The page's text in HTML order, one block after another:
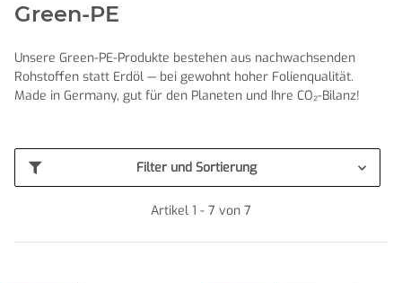
Green-PE
Unsere Green-PE-Produkte bestehen aus nachwachsenden
Rohstoffen statt Erdöl — bei gewohnt hoher Folienqualität.
Made in Germany, gut für den Planeten und Ihre CO₂-Bilanz!
Filter und Sortierung
Artikel 1 - 7 von 7